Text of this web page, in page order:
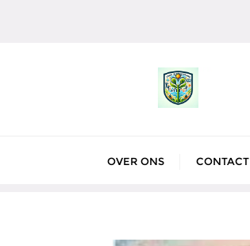
OVER ONS CONTACT